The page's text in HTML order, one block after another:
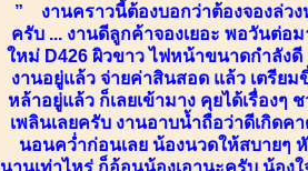
” งานคราวนี้ต้องบอกว่าต้องจองล่วง
ครับ ... งานดีลูกค้าจองเยอะ พอวันต่อ
ใหม่ D426 ผิวขาว ไฟหน้าขนาดกำลัง
งานอยู่แล้ว จ่ายค่าสินสอด แล้ว เตรีย
หล้าอยู่แล้ว ก็เลยเข้ามาง คุยได้เรื่อง
เพลินเลยครับ งานอาบน้ำถือว่าดีเกิด
นอนคว่ำก่อนเลย น้องนวดให้สบายๆ
นานเท่าไหร่ ก็อ้อนน้องเอานะครับ น้อ